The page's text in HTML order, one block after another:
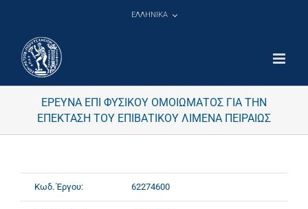
ΕΛΛΗΝΙΚΑ
ΕΡΕΥΝΑ ΕΠΙ ΦΥΣΙΚΟΥ ΟΜΟΙΩΜΑΤΟΣ ΓΙΑ ΤΗΝ
ΕΠΕΚΤΑΣΗ ΤΟΥ ΕΠΙΒΑΤΙΚΟΥ ΛΙΜΕΝΑ ΠΕΙΡΑΙΩΣ
Κωδ. Έργου: 62274600